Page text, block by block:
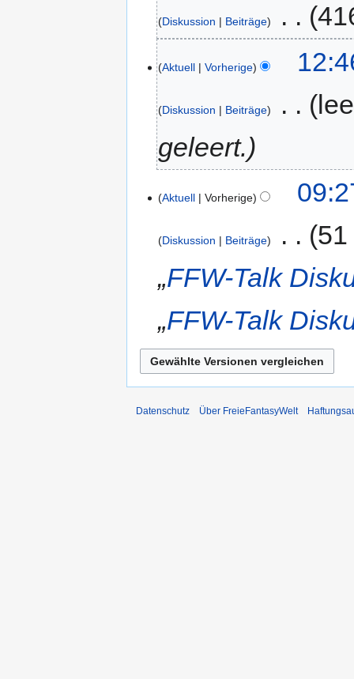
Diskussion Beiträge
Aktuell Vorherige
Diskussion Beiträge
geleert.
Aktuell Vorherige
Diskussion Beiträge
„FFW-Talk
„FFW-Talk
Datenschutz Über FreieFantasyWelt